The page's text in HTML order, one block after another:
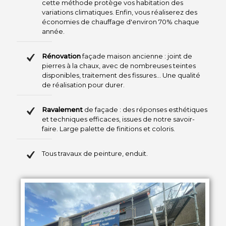
• Pose de tuiles, bac acier et couverture zinc
• Création d’avancées de toit et débords
• Travaux d’étanchéité et habillages de toiture
• Rénovation complète de toiture
Qualité & Performance
• Réalisations conformes aux normes en vigueur
• Suivi de chantier rigoureux et coordination globale
• Solutions adaptées aux particuliers et professionnels
• Accompagnement technique et conseils
personnalisés
cette méthode protège vos habitation des
variations climatiques. Enfin, vous réaliserez des
économies de chauffage d'environ 70% chaque
année.
Rénovationfaçade maison ancienne : joint de
pierres à la chaux, avec de nombreuses teintes
disponibles, traitement des fissures… Une qualité
de réalisation pour durer.
Ravalement de façade : des réponses esthétiques
et techniques efficaces, issues de notre savoir-
faire. Large palette de finitions et coloris.
Tous travaux de peinture, enduit.